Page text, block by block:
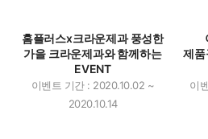
홈플러스x크라운제과 풍성한
가을 크라운제과와 함께하는
EVENT
이벤트 기간 : 2020.10.02 ~
2020.10.14
제품
이